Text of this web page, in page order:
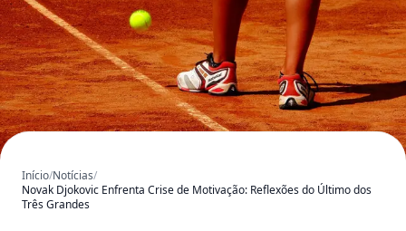
Início/Notícias/
Novak Djokovic Enfrenta Crise de Motivação: Reflexões do Último dos
Três Grandes